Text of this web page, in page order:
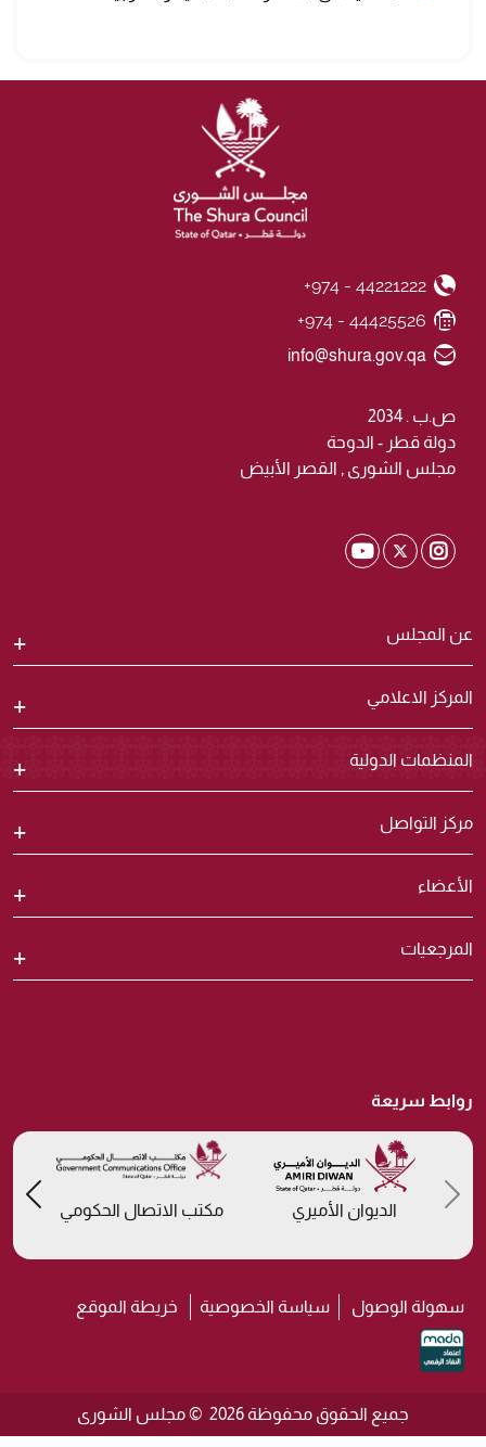
عن المجلس
المركز الاعلامي
المنظمات الدولية
مركز التواصل
الأعضاء
المرجعيات
روابط سريعة
الديوان الأميري مكتب الاتصال الحكومي
Previous
سهولة الوصول سياسة الخصوصية خريطة الموقع
Phone Number
+974 - 44221222
Fax Number
+974 - 44425526
Email ID
info@shura.gov.qa
ص.ب . 2034
دولة قطر - الدوحة
مجلس الشورى , القصر الأبيض
Shura Instagram
Shura Twitter
Shura Youtube
جميع الحقوق محفوظة 2026 © مجلس الشورى